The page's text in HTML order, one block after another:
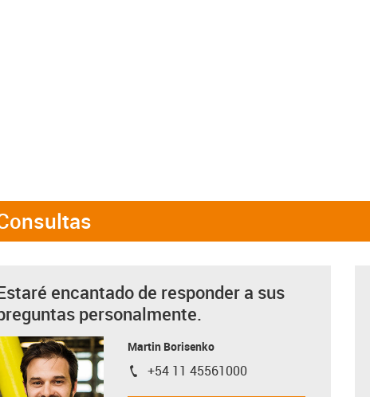
encantado de responder a sus
personalmente.
Martin Borisenko
igus-icon-phone
+54 11 45561000